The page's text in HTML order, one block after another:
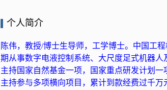
个人简介
陈伟，教授/博士生导师，工学博士。中国工
期从事数字电液控制系统、大尺度足式机器
主持国家自然基金一项，国家重点研发计划
主持参与多项横向项目，累计到款经费过千万